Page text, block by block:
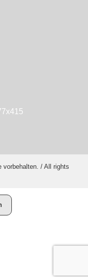
vorbehalten. / All rights